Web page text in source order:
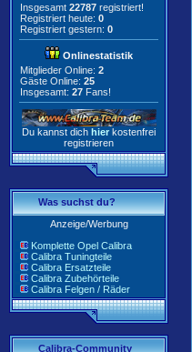
Insgesamt 22787 registriert!
Registriert heute: 0
Registriert gestern: 0
Onlinestatistik
Mitglieder Online: 2
Gäste Online: 25
Insgesamt: 27 Fans!
Du kannst dich hier kostenfrei
registrieren
Was suchst du?
Anzeige/Werbung
Komplette Opel Calibra
Calibra Tuningteile
Calibra Ersatzteile
Calibra Zubehörteile
Calibra Felgen / Räder
Calibra-Community